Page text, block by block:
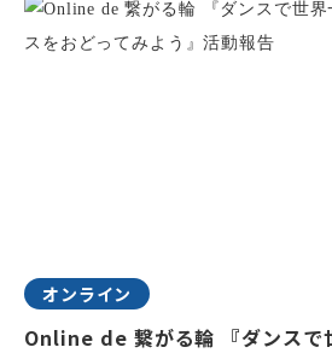
オンライン
Online de 繋がる輪 『ダンスで